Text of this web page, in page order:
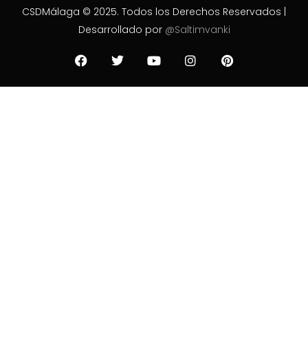
CSDMálaga © 2025. Todos los Derechos Reservados |
Desarrollado por @Saltimvanki